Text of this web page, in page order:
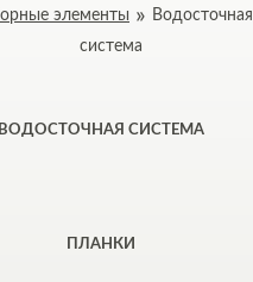
элементы
Водосточная
система
ВОДОСТОЧНАЯ СИСТЕМА
ПЛАНКИ